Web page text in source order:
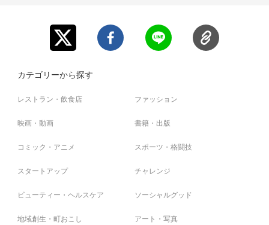
楽しいメンタルトレーニングをします。）
・お歌のお兄さん
（歌うま番組等出演多数のお兄さんが、即興ソングを歌い
・おばたのお兄さんに相談したい。
んな、おばたのお兄さんがあなたの悩みの相談に応えま
す。）
＊事前にzoomのダウンロードをお願いいたします。当日
zoomのアドレスですが、前々日中にはお送りをさせて
また、プロジェクト本文の末尾に記載されている【ご支
顔出ししたくない方は前日までにお知らせください。
カテゴリーから探す
レストラン・飲食店 ファッション
映画・動画 書籍・出版
コミック・アニメ スポーツ・格闘技
スタートアップ チャレンジ
ビューティー・ヘルスケア ソーシャルグッド
地域創生・町おこし アート・写真